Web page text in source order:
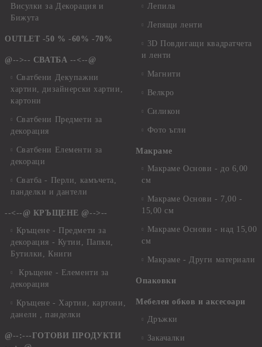
Висулки за Декорация и
Бижута
OUTLET -50 % -60% -70%
@-->-- СВАТБА --<--@
Сватбени Декупажни
хартии, дизайнерски хартии,
картони
Сватбени Предмети за
декорация
Сватбени Елементи за
декораци
Сватба - Перли, камъчета,
панделки и дантели
--<--@ КРЪЩЕНЕ @-->--
Кръщене - Предмети за
декорация - Кутии, Папки,
Бутилки, Книги
Кръщене - Елементи за
декорация
Кръщене - Хартии, картони,
данели , панделки
@--:---ГОТОВИ ПРОДУКТИ
Лепила
Лепящи ленти
3D Повдигащи квадратчета
и ленти
Магнити
Велкро
Силикон
Фото ъгли
Макраме
Макраме Основи - до 6,00
см
Макраме Основи - 7,00 -
15,00 см
Макраме Основи - над 15,00
см
Макраме - Други материали
Опаковки
Мебелен обков и аксесоари
Дръжки
Закачалки